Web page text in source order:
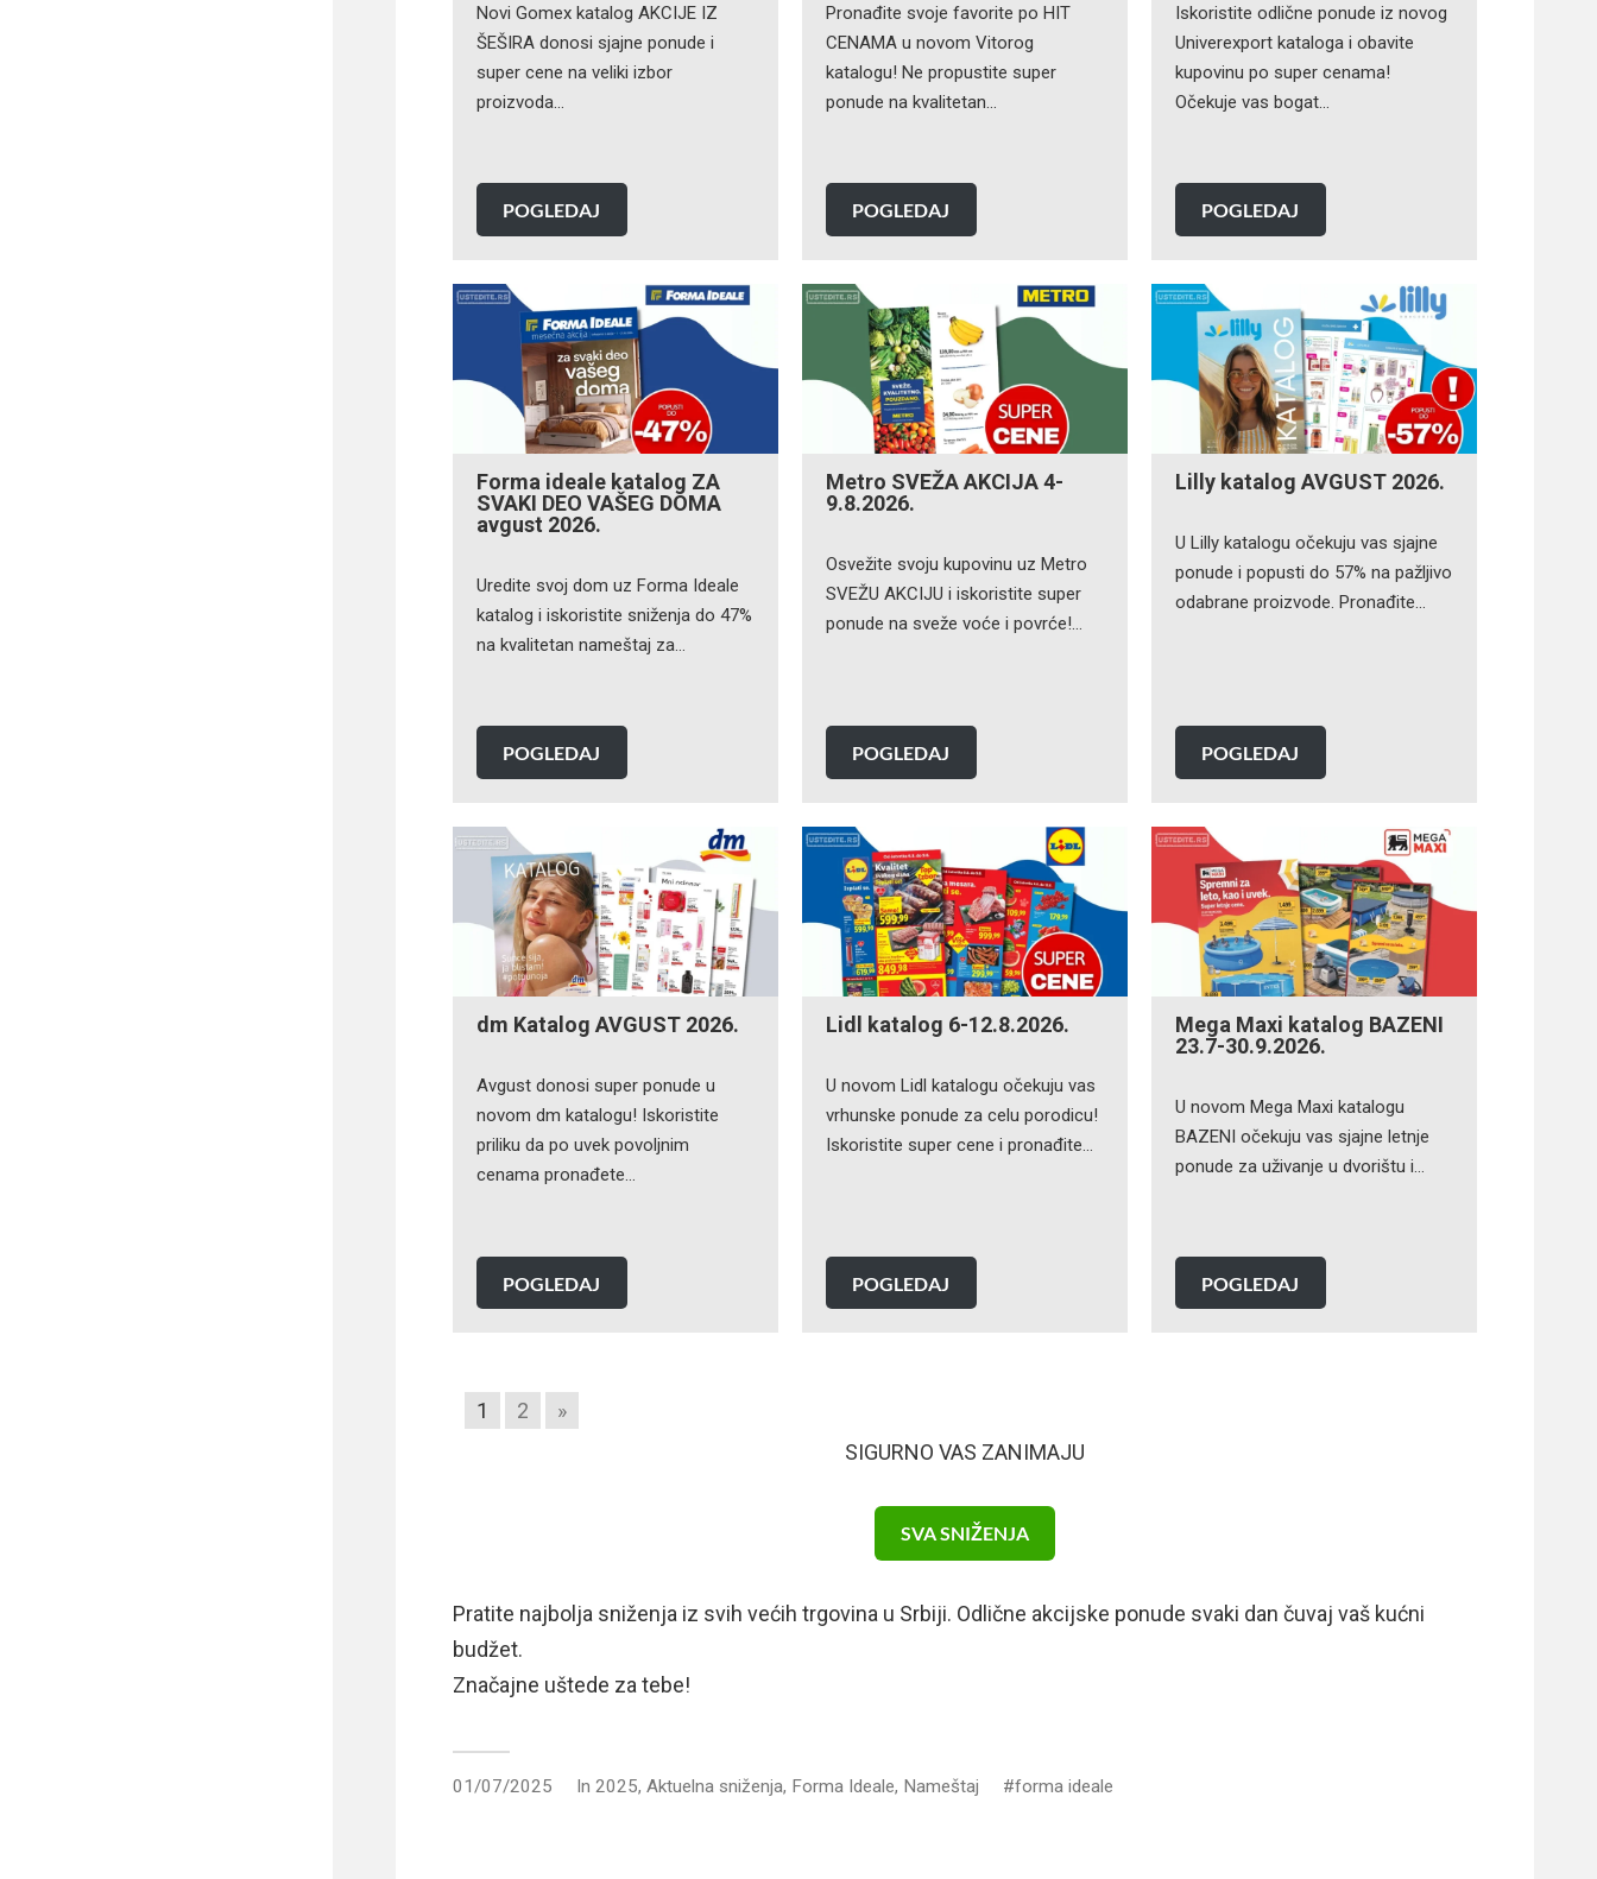
Novi Gomex katalog AKCIJE IZ
ŠEŠIRA donosi sjajne ponude i
super cene na veliki izbor
proizvoda…
POGLEDAJ
Pronađite svoje favorite po HIT
CENAMA u novom Vitorog
katalogu! Ne propustite super
ponude na kvalitetan…
POGLEDAJ
Iskoristite odlične ponude iz novog
Univerexport kataloga i obavite
kupovinu po super cenama!
Očekuje vas bogat…
POGLEDAJ
Forma ideale katalog ZA
SVAKI DEO VAŠEG DOMA
avgust 2026.
Uredite svoj dom uz Forma Ideale
katalog i iskoristite sniženja do 47%
na kvalitetan nameštaj za…
POGLEDAJ
Metro SVEŽA AKCIJA 4-
9.8.2026.
Osvežite svoju kupovinu uz Metro
SVEŽU AKCIJU i iskoristite super
ponude na sveže voće i povrće!…
POGLEDAJ
Lilly katalog AVGUST 2026.
U Lilly katalogu očekuju vas sjajne
ponude i popusti do 57% na pažljivo
odabrane proizvode. Pronađite…
POGLEDAJ
dm Katalog AVGUST 2026.
Avgust donosi super ponude u
novom dm katalogu! Iskoristite
priliku da po uvek povoljnim
cenama pronađete…
POGLEDAJ
Lidl katalog 6-12.8.2026.
U novom Lidl katalogu očekuju vas
vrhunske ponude za celu porodicu!
Iskoristite super cene i pronađite…
POGLEDAJ
Mega Maxi katalog BAZENI
23.7-30.9.2026.
U novom Mega Maxi katalogu
BAZENI očekuju vas sjajne letnje
ponude za uživanje u dvorištu i…
POGLEDAJ
1 2
»
SIGURNO VAS ZANIMAJU
SVA SNIŽENJA
Pratite najbolja sniženja iz svih većih trgovina u Srbiji. Odlične akcijske ponude svaki dan čuvaj vaš kućni
budžet.
Značajne uštede za tebe!
01/07/2025 In2025,Aktuelna sniženja, Forma Ideale, Nameštaj forma ideale